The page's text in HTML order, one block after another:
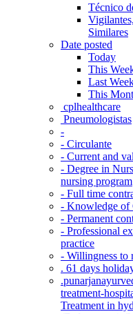
Técnico
Similares
Date posted
Today
This
Last
This
‎ cplhealthcare‬
Pneumologistas
-
- Circulante
- Current and
- Degree in
nursing program
- Full time
- Knowledge of
- Permanent
- Professional
practice
- Willingness to
. 61 days
treatment-
Treatment in